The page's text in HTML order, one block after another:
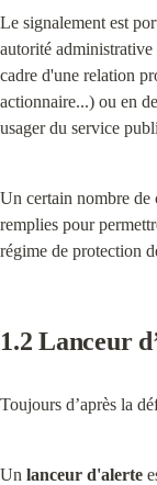
Le signalement est
autorité
cadre d'une relation
actionnaire...) ou en
usager du service
Un certain nombre de
remplies pour
régime de protection
1.2 Lanceur
Toujours d’après la
Un lanceur d'alerte